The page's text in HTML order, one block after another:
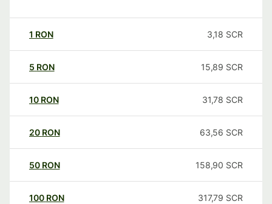
1 RON 3,18 SCR
5 RON 15,89 SCR
10 RON 31,78 SCR
20 RON 63,56 SCR
50 RON 158,90 SCR
100 RON 317,79 SCR